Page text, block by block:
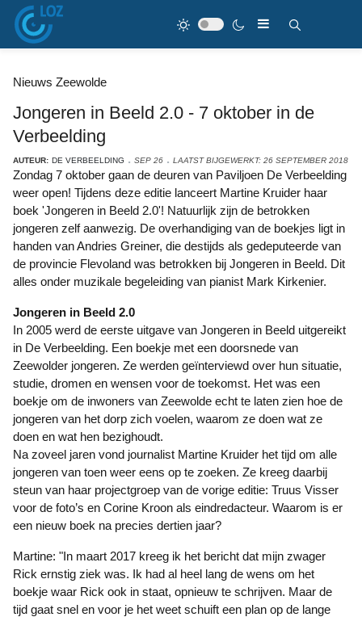
Nieuws Zeewolde
Jongeren in Beeld 2.0 - 7 oktober in de
Verbeelding
AUTEUR: DE VERBEELDING SEP 26 LAATST BIJGEWERKT: 26 SEPTEMBER 2018
Zondag 7 oktober gaan de deuren van Paviljoen De Verbeelding
weer open! Tijdens deze editie lanceert Martine Kruider haar
boek 'Jongeren in Beeld 2.0'! Natuurlijk zijn de betrokken
jongeren zelf aanwezig. De overhandiging van de boekjes ligt in
handen van Andries Greiner, die destijds als gedeputeerde van
de provincie Flevoland was betrokken bij Jongeren in Beeld. Dit
alles onder muzikale begeleiding van pianist Mark Kirkenier.
Jongeren in Beeld 2.0
In 2005 werd de eerste uitgave van Jongeren in Beeld uitgereikt
in De Verbeelding. Een boekje met een doorsnede van
Zeewolder jongeren. Ze werden geïnterviewd over hun situatie,
studie, dromen en wensen voor de toekomst. Het was een
boekje om de inwoners van Zeewolde echt te laten zien hoe de
jongeren van het dorp zich voelen, waarom ze doen wat ze
doen en wat hen bezighoudt.
Na zoveel jaren vond journalist Martine Kruider het tijd om alle
jongeren van toen weer eens op te zoeken. Ze kreeg daarbij
steun van haar projectgroep van de vorige editie: Truus Visser
voor de foto’s en Corine Kroon als eindredacteur. Waarom is er
een nieuw boek na precies dertien jaar?
Martine: "In maart 2017 kreeg ik het bericht dat mijn zwager
Rick ernstig ziek was. Ik had al heel lang de wens om het
boekje waar Rick ook in staat, opnieuw te schrijven. Maar de
tijd gaat snel en voor je het weet schuift een plan op de lange